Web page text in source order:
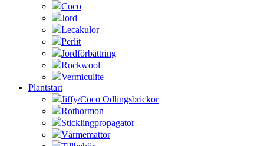
Coco
Jord
Lecakulor
Perlit
Jordförbättring
Rockwool
Vermiculite
Plantstart
Jiffy/Coco Odlingsbrickor
Rothormon
Sticklingpropagator
Värmemattor